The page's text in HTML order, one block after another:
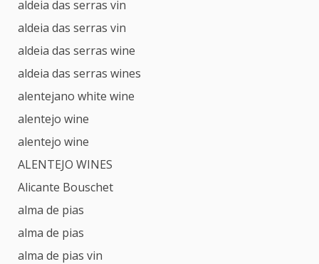
aldeia das serras vin
aldeia das serras vin
aldeia das serras wine
aldeia das serras wines
alentejano white wine
alentejo wine
alentejo wine
ALENTEJO WINES
Alicante Bouschet
alma de pias
alma de pias
alma de pias vin